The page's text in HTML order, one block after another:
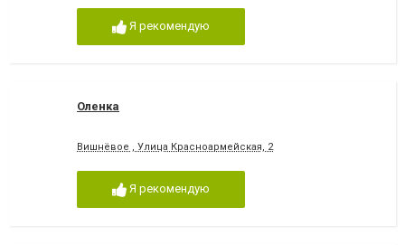
Я рекомендую
Оленка
Вишнёвое , Улица Красноармейская, 2
Я рекомендую